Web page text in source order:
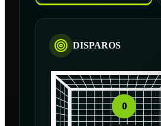
DISPAROS
0